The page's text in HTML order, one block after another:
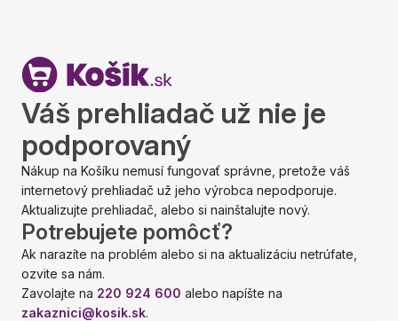
Váš prehliadač už nie je
podporovaný
Nákup na Košíku nemusí fungovať správne, pretože váš
internetový prehliadač už jeho výrobca nepodporuje.
Aktualizujte prehliadač, alebo si nainštalujte nový.
Potrebujete pomôcť?
Ak narazíte na problém alebo si na aktualizáciu netrúfate,
ozvite sa nám.
Zavolajte na 220 924 600 alebo napíšte na
zakaznici@kosik.sk.